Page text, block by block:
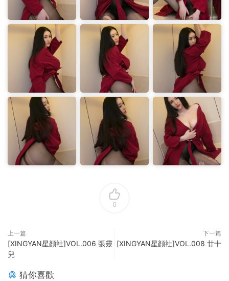
0
上一篇
[XINGYAN星顔社]VOL.006 張靈
兒
下一篇
[XINGYAN星顔社]VOL.008 廿十
猜你喜歡